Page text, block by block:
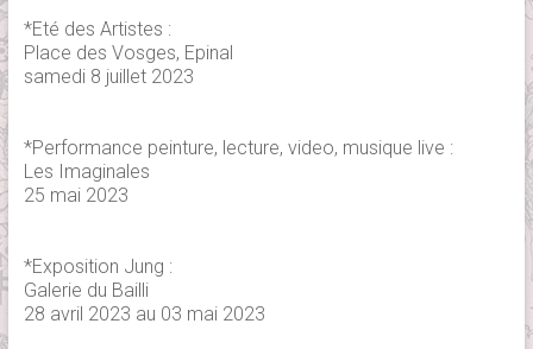
*Eté des Artistes :
Place des Vosges, Epinal
samedi 8 juillet 2023
*Performance peinture, lecture, video, musique live :
Les Imaginales
25 mai 2023
*Exposition Jung :
Galerie du Bailli
28 avril 2023 au 03 mai 2023